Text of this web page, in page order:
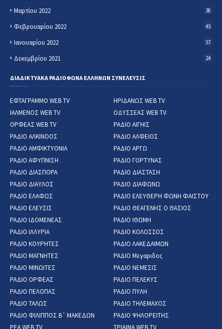
Μαρτίου 2022 38
Φεβρουαρίου 2022 45
Ιανουαρίου 2022 57
Δεκεμβρίου 2021 24
ΔΙΑΔΙΚΤΥΑΚΑ ΡΑΔΙΟΦΩΝΑ ΕΛΛΗΝΩΝ ΣΥΝΕΛΕΥΣΙΣ
ΕΦΤΑΓΡΑΜΜΟ WEB TV
ΗΡΙΔΑΝΩΣ WEB TV
ΙΑΛΜΕΝΟΣ WEB TV
ΟΔΥΣΣΕΑΣ WEB TV
ΟΡΦΕΑΣ WEB TV
ΡΑΔΙΟ ΑΙΓΗΙΣ
ΡΑΔΙΟ ΑΛΚΙΝΟΟΣ
ΡΑΔΙΟ ΑΛΦΕΙΟΣ
ΡΑΔΙΟ ΑΜΦΙΚΤΥΟΝΙΑ
ΡΑΔΙΟ ΑΡΓΩ
ΡΑΔΙΟ ΑΦΥΠΝΙΣΗ
ΡΑΔΙΟ ΓΟΡΤΥΝΑΣ
ΡΑΔΙΟ ΔΙΑΣΠΟΡΑ
ΡΑΔΙΟ ΔΙΑΣΤΑΣΗ
ΡΑΔΙΟ ΔΙΑΥΛΟΣ
ΡΑΔΙΟ ΔΙΑΦΩΝΩ
ΡΑΔΙΟ ΕΛΑΦΩΣ
ΡΑΔΙΟ ΕΛΕΥΘΕΡΗ ΦΩΝΗ ΦΑΙΣΤΟΥ
ΡΑΔΙΟ ΕΛΕΥΣΙΣ
ΡΑΔΙΟ ΘΕΑΓΕΝΗΣ Ο ΘΑΣΙΟΣ
ΡΑΔΙΟ ΙΔΟΜΕΝΕΑΣ
ΡΑΔΙΟ ΙΘΩΜΗ
ΡΑΔΙΟ ΙΛΛΥΡΙΑ
ΡΑΔΙΟ ΚΟΛΟΣΣΟΣ
ΡΑΔΙΟ ΚΟΥΡΗΤΕΣ
ΡΑΔΙΟ ΛΑΚΕΔΑΙΜΩΝ
ΡΑΔΙΟ ΜΑΓΝΗΤΕΣ
ΡΑΔΙΟ Μεγαριδος
ΡΑΔΙΟ ΜΙΝΩΙΤΕΣ
ΡΑΔΙΟ ΝΕΜΕΣΙΣ
ΡΑΔΙΟ ΟΡΦΕΑΣ
ΡΑΔΙΟ ΠΕΛΕΚΥΣ
ΡΑΔΙΟ ΠΕΛΟΠΑΣ
ΡΑΔΙΟ ΠΥΛΗ
ΡΑΔΙΟ ΤΑΛΩΣ
ΡΑΔΙΟ ΤΗΛΕΜΑΧΟΣ
ΡΑΔΙΟ ΦΙΛΙΠΠΟΣ Β΄ ΜΑΚΕΔΩΝ
ΡΑΔΙΟ ΨΗΛΟΡΕΙΤΗΣ